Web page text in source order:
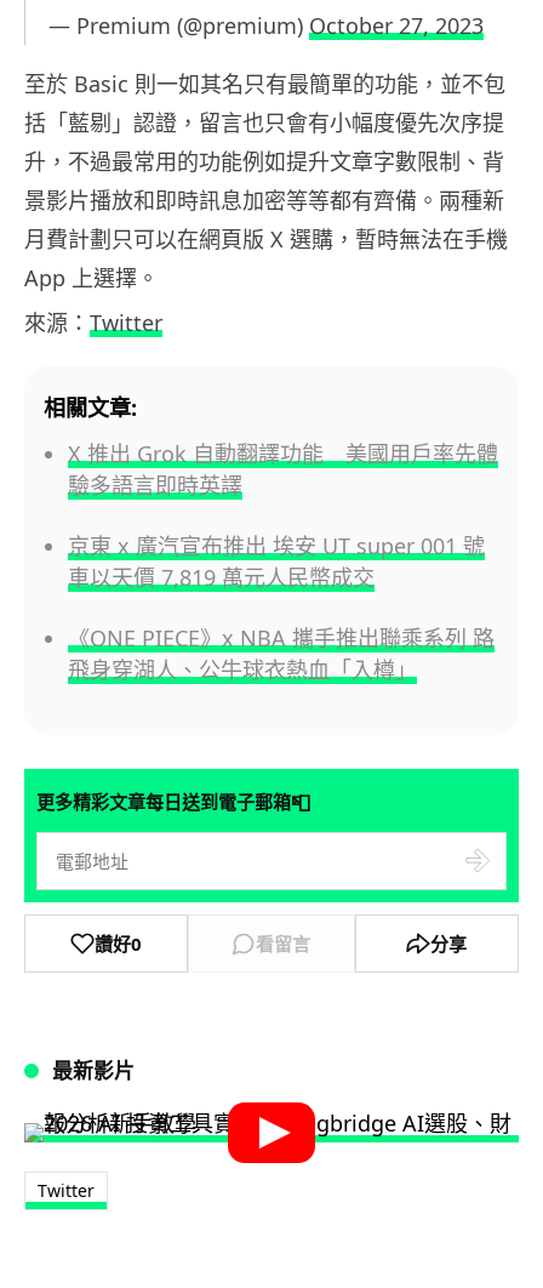
— Premium (@premium) October 27, 2023
至於 Basic 則一如其名只有最簡單的功能，並不包
括「藍剔」認證，留言也只會有小幅度優先次序提
升，不過最常用的功能例如提升文章字數限制、背
景影片播放和即時訊息加密等等都有齊備。兩種新
月費計劃只可以在網頁版 X 選購，暫時無法在手機
App 上選擇。
來源： Twitter
相關文章:
X 推出 Grok 自動翻譯功能 美國用戶率先體
驗多語言即時英譯
京東 x 廣汽宣布推出 埃安 UT super 001 號
車以天價 7,819 萬元人民幣成交
《ONE PIECE》x NBA 攜手推出聯乘系列 路
飛身穿湖人、公牛球衣熱血「入樽」
更多精彩文章每日送到電子郵箱📮
讚好0 看留言 分享
最新影片
Twitter